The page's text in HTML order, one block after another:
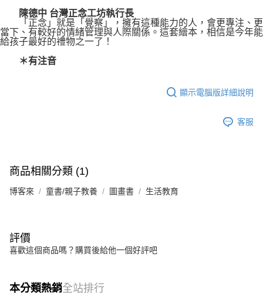
陳德中 台灣正念工坊執行長
「正念」就是「覺察」，擁有這種能力的人，會更專注、更
當下、有較好的情緒管理與人際關係。這套繪本，相信是今年能
給孩子最好的禮物之一了！
＊有注音
顯示電腦版詳細說明
客服
商品相關分類 (1)
博客來 童書/親子教養 圖畫書 生活教育
評價
喜歡這個商品嗎？購買後給他一個好評吧
本分類熱銷全站排行